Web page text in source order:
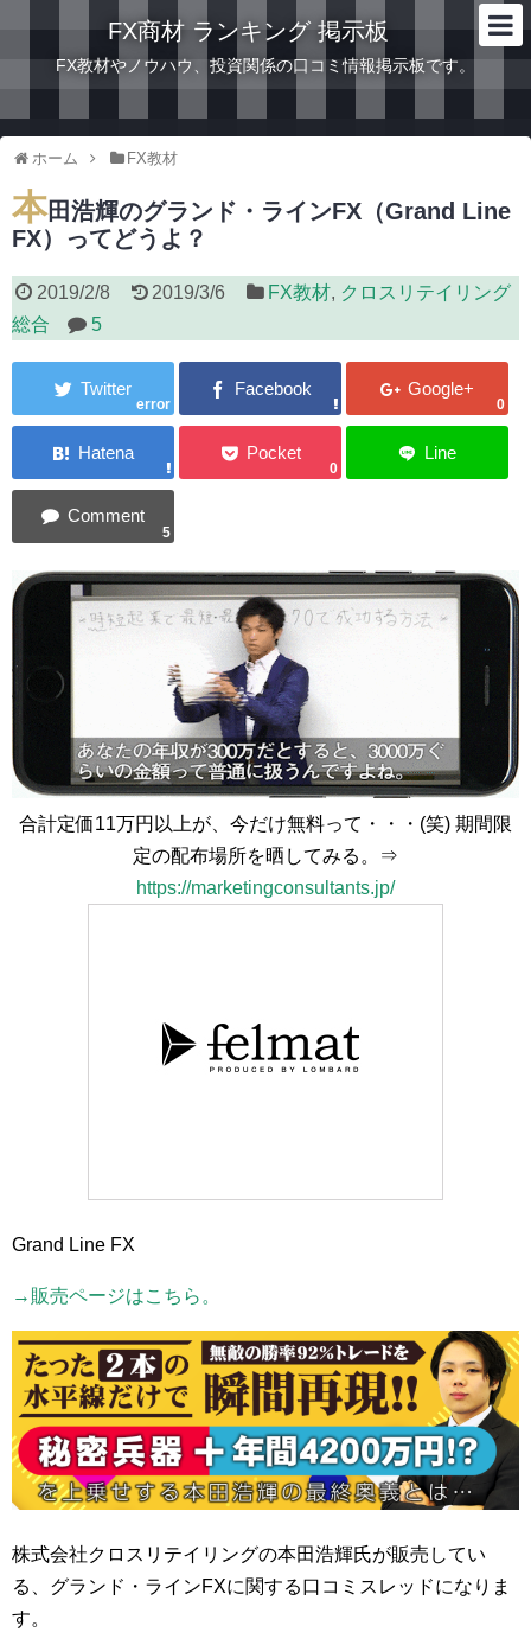
FX商材 ランキング 掲示板
FX教材やノウハウ、投資関係の口コミ情報掲示板です。
ホーム FX教材
本田浩輝のグランド・ラインFX（Grand Line
FX）ってどうよ？
2019/2/8 2019/3/6 FX教材, クロスリテイリング
総合
5
error 0
0
5
合計定価11万円以上が、今だけ無料って・・・(笑) 期間限
定の配布場所を晒してみる。⇒
https://marketingconsultants.jp/
Grand Line FX
→販売ページはこちら。
株式会社クロスリテイリングの本田浩輝氏が販売してい
る、グランド・ラインFXに関する口コミスレッドになりま
す。